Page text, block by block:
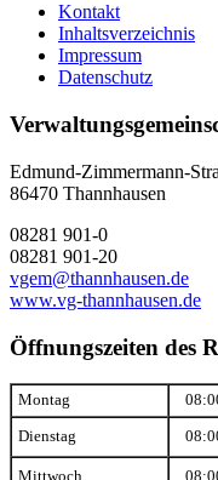
Kontakt
Inhaltsverzeichnis
Impressum
Datenschutz
Edmund-Zimmermann-
86470 Thannhausen
08281 901-0
08281 901-20
vgem@thannhausen.de
www.vg-thannhausen.de
Öffnungszeiten des
Montag
Dienstag